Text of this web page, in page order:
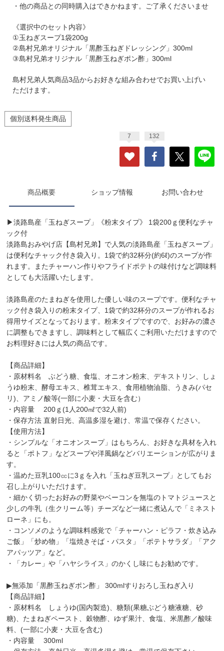
・他の商品との同時購入はできかねます。ご了承くださいませ
《選択中のセット内容》
①玉ねぎスープ1袋200g
②島村兄弟オリジナル「黒酢玉ねぎドレッシング」300ml
③島村兄弟オリジナル「黒酢玉ねぎポン酢」300ml
島村兄弟人気商品3品からお好きな組み合わせでお買い上げい
ただけます。
個別送料発生商品
7 132
商品概要 ショップ情報 お問い合わせ
▶︎淡路島産「玉ねぎスープ」《粉末タイプ》 1袋200ｇ便利なチャ
ック付
淡路島おみやげ店【島村兄弟】で人気の淡路島産「玉ねぎスープ」
は便利なチャック付き袋入り。1袋で約32杯分(約6ℓ)のスープが作
れます。またチャーハン作りやフライドポテトの味付けなど調味料
としても大活躍いたします。
淡路島産のたまねぎを使用した優しい味のスープです。便利なチャ
ック付き袋入りの粉末タイプ、1袋で約32杯分のスープが作れるお
得用サイズとなっております。粉末タイプですので、お好みの濃さ
に調整もできますし、調味料として幅広くご利用いただけますので
お料理好きには人気の商品です。
【商品詳細】
・原材料名 ぶどう糖、食塩、オニオン粉末、デキストリン、しょ
うゆ粉末、酵母エキス、椎茸エキス、食用植物油脂、うきみ(パセ
リ)、アミノ酸等(一部に小麦・大豆を含む）
・内容量 200ｇ(1人200㎖で32人前)
・保存方法 直射日光、高温多湿を避け、常温で保存ください。
【使用方法】
・シンプルな「オニオンスープ」はもちろん、お好きな具材を入れ
ると「ポトフ」などスープや洋風鍋などバリエーションが広がりま
す。
・温めた豆乳100㏄に3ｇを入れ「玉ねぎ豆乳スープ」としてもお
召し上がりいただけます。
・細かく切ったお好みの野菜やベーコンを無塩のトマトジュースと
少しの牛乳（生クリーム等）チーズなど一緒に煮込んで「ミネスト
ローネ」にも。
・コンソメのような調味料感覚で「チャーハン・ピラフ・炊き込み
ご飯」「炒め物」「塩焼きそば・パスタ」「ポテトサラダ」「アク
アパッツア」など。
・「カレー」や「ハヤシライス」のかくし味にもお勧めです。
▶︎無添加「黒酢玉ねぎポン酢」 300mlすりおろし玉ねぎ入り
【商品詳細】
・原材料名 しょうゆ(国内製造)、糖類(果糖ぶどう糖液糖、砂
糖)、たまねぎペースト、穀物酢、ゆず果汁、食塩、米黒酢／酸味
料、(一部に小麦・大豆を含む)
・内容量 300ml